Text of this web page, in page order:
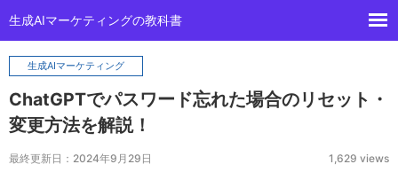
生成AIマーケティングの教科書
生成AIマーケティング
ChatGPTでパスワード忘れた場合のリセット・
変更方法を解説！
最終更新日：2024年9月29日 1,629 views